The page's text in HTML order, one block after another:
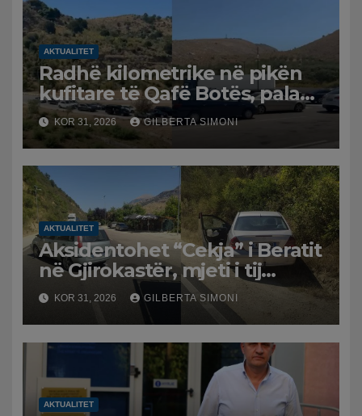
AKTUALITET
Radhë kilometrike në pikën
kufitare të Qafë Botës, pala
greke raporton defekt në
sistem, qytetarët mbeten të
bllokuar
KOR 31, 2026 GILBERTA SIMONI
AKTUALITET
Aksidentohet “Cekja” i Beratit
në Gjirokastër, mjeti i tij
përplaset me atë të klerikut
bektashian
KOR 31, 2026 GILBERTA SIMONI
AKTUALITET